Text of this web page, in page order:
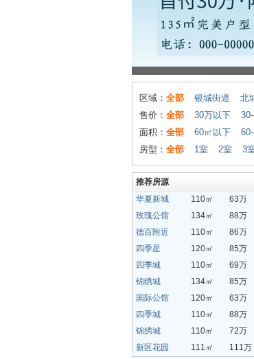
区域： 全部 银城街道 北
售价： 全部 30万以下
面积： 全部 60㎡以下
房型： 全部 1室 2室 3
推荐房源
华夏新城
110㎡
63万
玫瑰公馆
134㎡
88万
德百附近
110㎡
86万
四季星
120㎡
85万
四季城
110㎡
69万
锦绣城
134㎡
85万
国际公馆
120㎡
63万
四季城
110㎡
88万
锦绣城
110㎡
72万
新区花园
111㎡ 111万